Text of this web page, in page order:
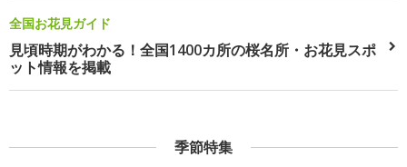
全国お花見ガイド
見頃時期がわかる！全国1400カ所の桜名所・お花見スポ
ット情報を掲載
季節特集